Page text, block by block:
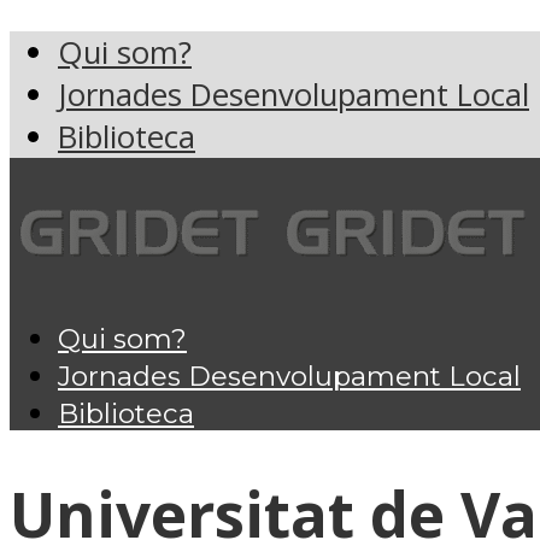
Qui som?
Jornades Desenvolupament Local
Biblioteca
Qui som?
Jornades Desenvolupament Local
Biblioteca
Universitat de